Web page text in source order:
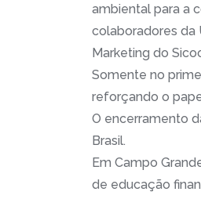
ambiental para a
colaboradores da
Marketing do
Somente no
reforçando o
O encerramento
Brasil.
Em Campo
de educação